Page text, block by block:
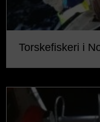
Torskefiskeri i